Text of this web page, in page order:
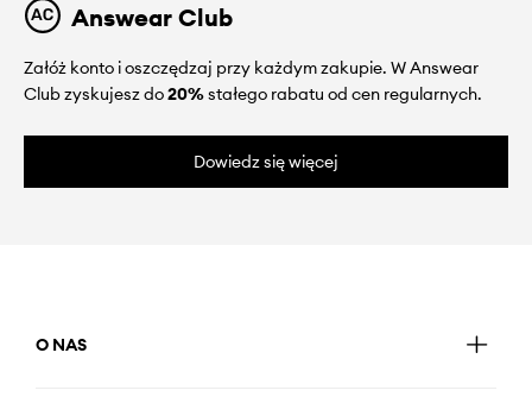
Answear Club
Załóż konto i oszczędzaj przy każdym zakupie. W Answear
Club zyskujesz do20%stałego rabatu od cen regularnych.
Dowiedz się więcej
O NAS